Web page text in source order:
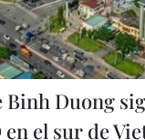
Binh Duong
el sur de